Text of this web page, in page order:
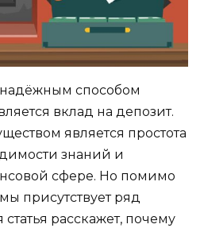
способом
вклад на депозит.
является простота
знаний и
сфере. Но помимо
присутствует ряд
расскажет, почему